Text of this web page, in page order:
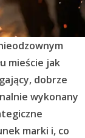
mieście jak
dobrze
wykonany
marki i, co